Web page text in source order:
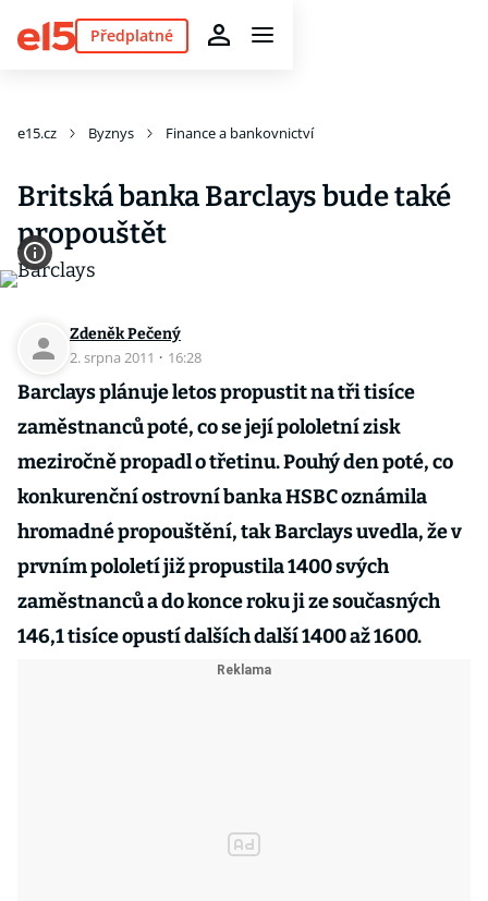
Předplatné
e15.cz Byznys Finance a bankovnictví
Britská banka Barclays bude také
propouštět
Zdeněk Pečený
2. srpna 2011 · 16:28
Barclays plánuje letos propustit na tři tisíce
zaměstnanců poté, co se její pololetní zisk
meziročně propadl o třetinu. Pouhý den poté, co
konkurenční ostrovní banka HSBC oznámila
hromadné propouštění, tak Barclays uvedla, že v
prvním pololetí již propustila 1400 svých
zaměstnanců a do konce roku ji ze současných
146,1 tisíce opustí dalších další 1400 až 1600.